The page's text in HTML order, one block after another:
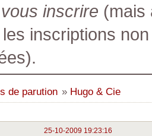
inscrire (mais
inscriptions
de parution » Hugo & Cie
25-10-2009 19:23:16